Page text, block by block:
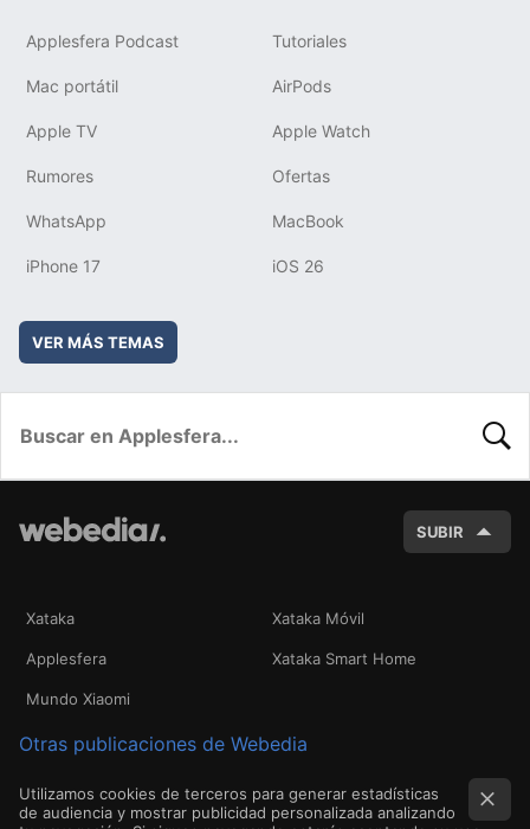
Applesfera Podcast Tutoriales
Mac portátil AirPods
Apple TV Apple Watch
Rumores Ofertas
WhatsApp MacBook
iPhone 17 iOS 26
VER MÁS TEMAS
SUBIR
Xataka Xataka Móvil
Applesfera Xataka Smart Home
Mundo Xiaomi
Otras publicaciones de Webedia
Utilizamos cookies de terceros para generar estadísticas
de audiencia y mostrar publicidad personalizada analizando